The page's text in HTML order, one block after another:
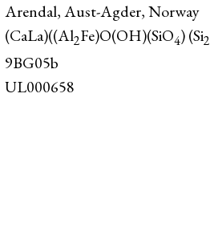
Arendal, Aust-Agder, Norway
(CaLa)((Al2Fe)O(OH)(SiO4) (Si2
9BG05b
UL000658